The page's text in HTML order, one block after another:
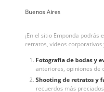
Buenos Aires
¡En el sitio Emponda
retratos, videos
Fotografía de bodas y
anteriores, opiniones de
Shooting de retratos y
recuerdos más